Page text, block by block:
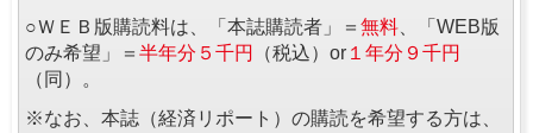
○ＷＥＢ版購読料は、「本誌購読者」＝ 無料 、「WEB版
のみ希望」＝ 半年分５千円 （税込）or １年分９千円
（同）。
※なお、本誌（経済リポート）の購読を希望する方は、